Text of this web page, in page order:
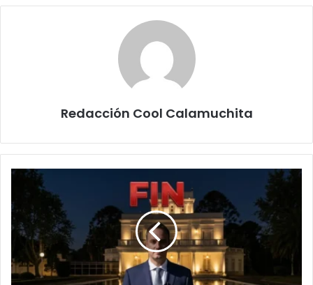
Redacción Cool Calamuchita
Movida
inesperada
en
la
Quinta
Olivos:
la